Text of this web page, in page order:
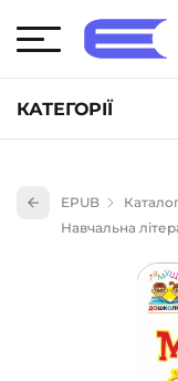
КАТЕГОРІЇ
Книги для дітей
Науково-
Навчальна
Енциклопедії,
EPUB
Навчальна